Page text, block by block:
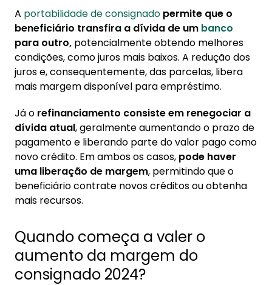
A portabilidade de consignado permite que o
beneficiário transfira a dívida de um banco
para outro, potencialmente obtendo melhores
condições, como juros mais baixos. A redução dos
juros e, consequentemente, das parcelas, libera
mais margem disponível para empréstimo.
Já o refinanciamento consiste em renegociar a
dívida atual, geralmente aumentando o prazo de
pagamento e liberando parte do valor pago como
novo crédito. Em ambos os casos, pode haver
uma liberação de margem, permitindo que o
beneficiário contrate novos créditos ou obtenha
mais recursos.
Quando começa a valer o
aumento da margem do
consignado 2024?